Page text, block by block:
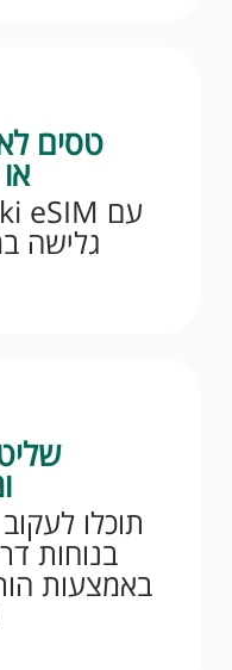
טסים
גלישה
תוכלו
בנוחות